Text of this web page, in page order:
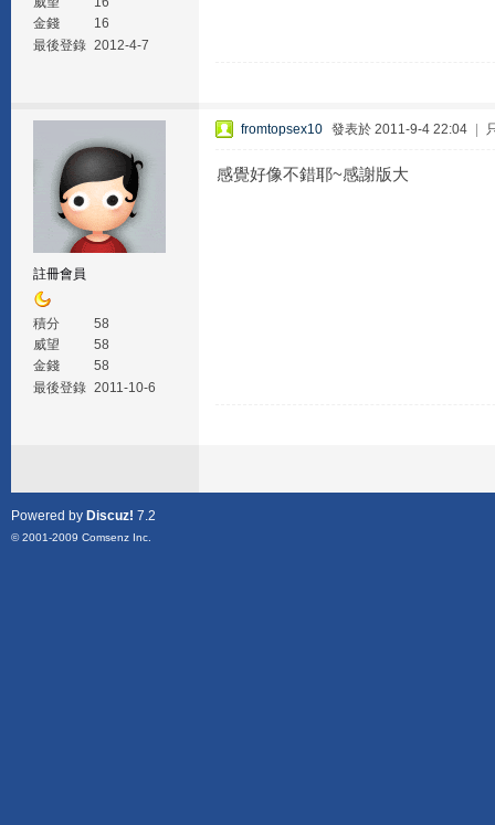
金錢
16
最後登錄 2012-4-7
註冊會員
積分
58
威望
58
金錢
58
最後登錄 2011-10-6
fromtopsex10 發表於 2011-9-4 22:04
感覺好像不錯耶~感謝版大
Powered by Discuz! 7.2
© 2001-2009 Comsenz Inc.